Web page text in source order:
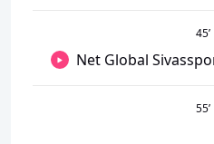
45’
Net Global
55’